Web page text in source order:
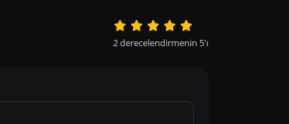
2derecelendirmenin 5'ı